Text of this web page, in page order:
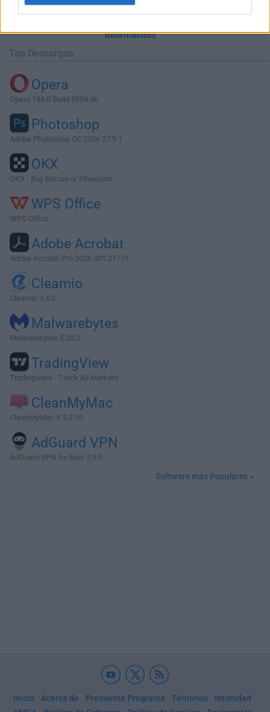
información)
Top Descargas
Opera
Opera 134.0 Build 5954.46
Photoshop
Adobe Photoshop CC 2026 27.9.1
OKX
OKX - Buy Bitcoin or Ethereum
WPS Office
WPS Office
Adobe Acrobat
Adobe Acrobat Pro 2026.001.21771
Cleamio
Cleamio 3.4.0
Malwarebytes
Malwarebytes 5.25.2
TradingView
TradingView - Track All Markets
CleanMyMac
CleanMyMac X 5.2.10
AdGuard VPN
AdGuard VPN for Mac 2.9.0
Software más Populares »
Inicio Acerca de Prensente Programa Términos
Intimidad